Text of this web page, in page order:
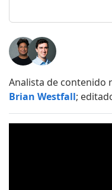
Analista de contenido
Brian Westfall;